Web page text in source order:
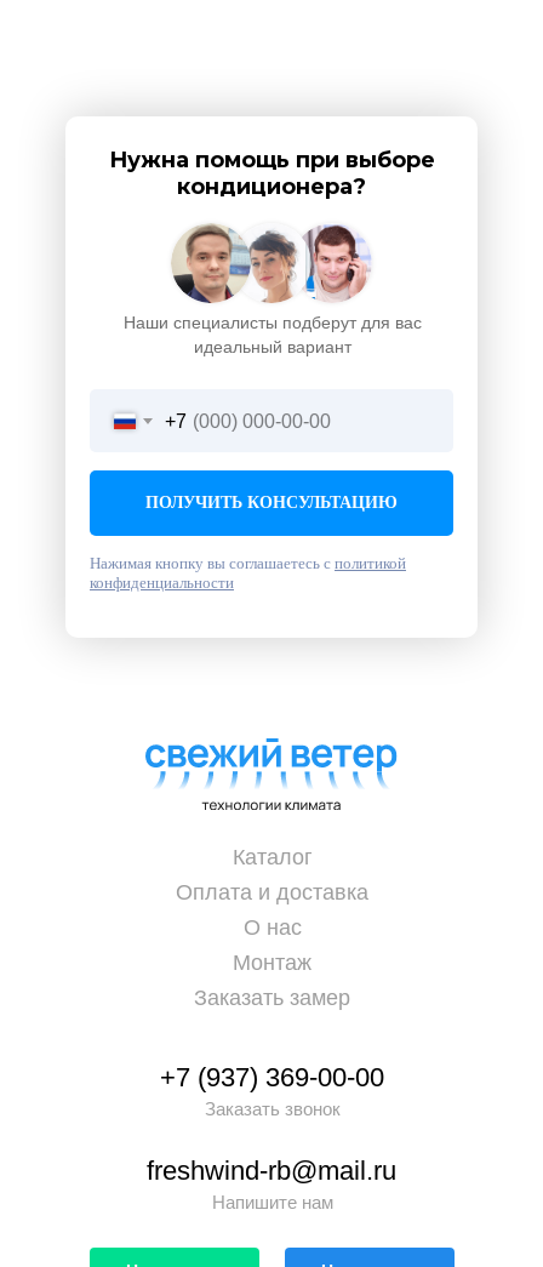
Наши специалисты подберут для вас
идеальный вариант
Нужна помощь при выборе
кондиционера?
+7
ПОЛУЧИТЬ КОНСУЛЬТАЦИЮ
Нажимая кнопку вы соглашаетесь с политикой
конфиденциальности
+7 (937) 369-00-00
Заказать звонок
freshwind-rb@mail.ru
Напишите нам
Каталог
Оплата и доставка
О нас
Монтаж
Заказать замер